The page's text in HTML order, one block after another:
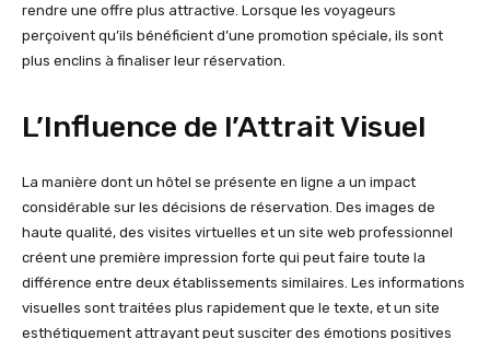
rendre une offre plus attractive. Lorsque les voyageurs
perçoivent qu’ils bénéficient d’une promotion spéciale, ils sont
plus enclins à finaliser leur réservation.
L’Influence de l’Attrait Visuel
La manière dont un hôtel se présente en ligne a un impact
considérable sur les décisions de réservation. Des images de
haute qualité, des visites virtuelles et un site web professionnel
créent une première impression forte qui peut faire toute la
différence entre deux établissements similaires. Les informations
visuelles sont traitées plus rapidement que le texte, et un site
esthétiquement attrayant peut susciter des émotions positives